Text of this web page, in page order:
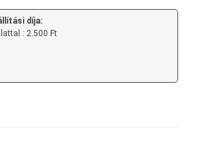
díja:
: 2.500 Ft